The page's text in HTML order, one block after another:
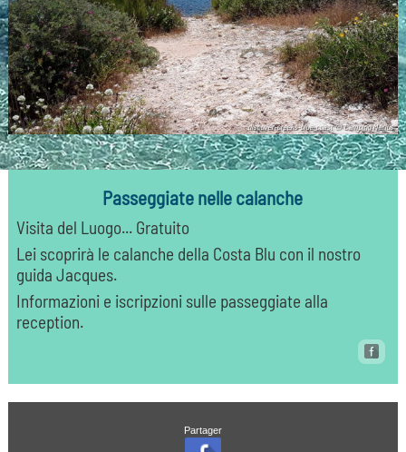
discover-creeks-blue-coast © Camping Marius
Passeggiate nelle calanche
Visita del Luogo... Gratuito
Lei scoprirà le calanche della Costa Blu con il nostro
guida Jacques.
Informazioni e iscripzioni sulle passeggiate alla
reception.
Partager